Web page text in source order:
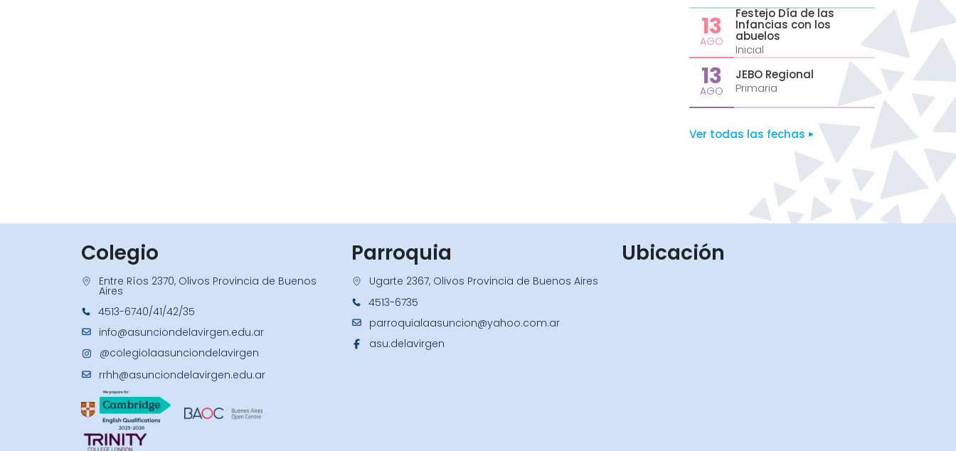
13
AGO
Festejo Día de las
Infancias con los
abuelos
Inicial
13
AGO
JEBO Regional
Primaria
Ver todas las fechas
Colegio
Entre Ríos 2370, Olivos Provincia de Buenos
Aires
4513-6740/41/42/35
info@asunciondelavirgen.edu.ar
@colegiolaasunciondelavirgen
rrhh@asunciondelavirgen.edu.ar
Parroquia
Ugarte 2367, Olivos Provincia de Buenos Aires
4513-6735
parroquialaasuncion@yahoo.com.ar
asu.delavirgen
Ubicación